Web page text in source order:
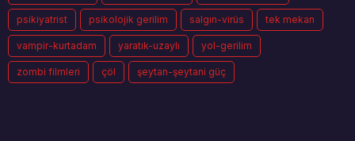
psikiyatrist psikolojik gerilim salgın-virüs tek mekan
vampir-kurtadam yaratık-uzaylı yol-gerilim
zombi filmleri çöl şeytan-şeytani güç